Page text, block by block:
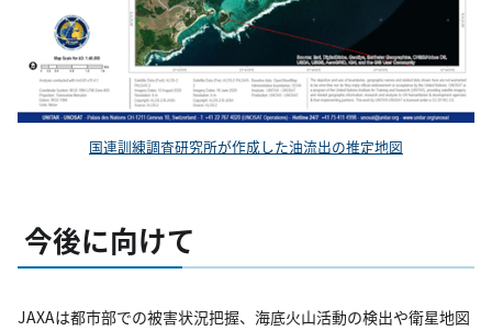
国連訓練調査研究所が作成した油流出の推定地図
今後に向けて
JAXAは都市部での被害状況把握、海底火山活動の検出や衛星地図